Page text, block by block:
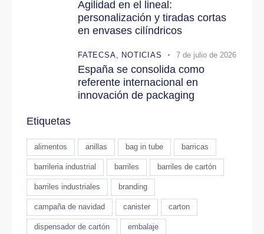
Agilidad en el lineal:
personalización y tiradas cortas
en envases cilíndricos
FATECSA, NOTICIAS 7 de julio de 2026
España se consolida como
referente internacional en
innovación de packaging
Etiquetas
alimentos anillas bag in tube barricas
barrileria industrial barriles barriles de cartón
barriles industriales branding
campaña de navidad canister carton
dispensador de cartón embalaje